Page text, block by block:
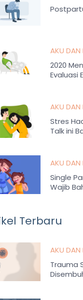
AKU DAN
2020
Evaluasi
AKU DAN
Stres
Talk ini
AKU DAN
Single
Wajib
Terbaru
AKU DAN
Trauma